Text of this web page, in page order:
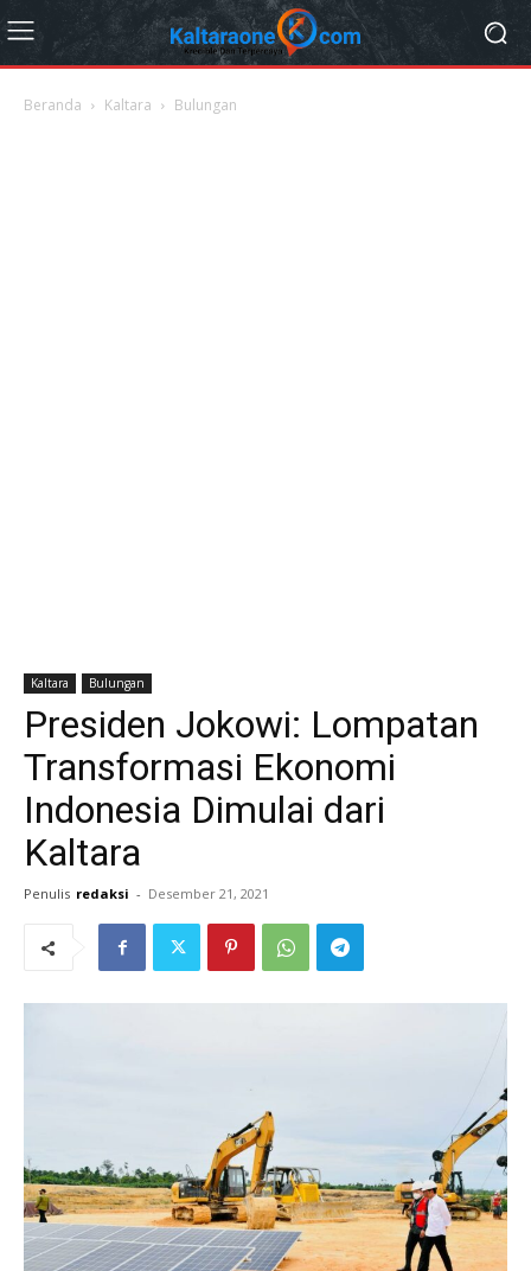
Beranda Kaltara Bulungan
Kaltara Bulungan
Presiden Jokowi: Lompatan
Transformasi Ekonomi
Indonesia Dimulai dari
Kaltara
Penulis redaksi - Desember 21, 2021